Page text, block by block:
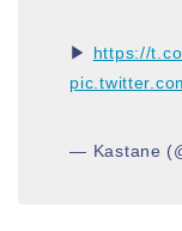
▶︎ https://
— Kastane